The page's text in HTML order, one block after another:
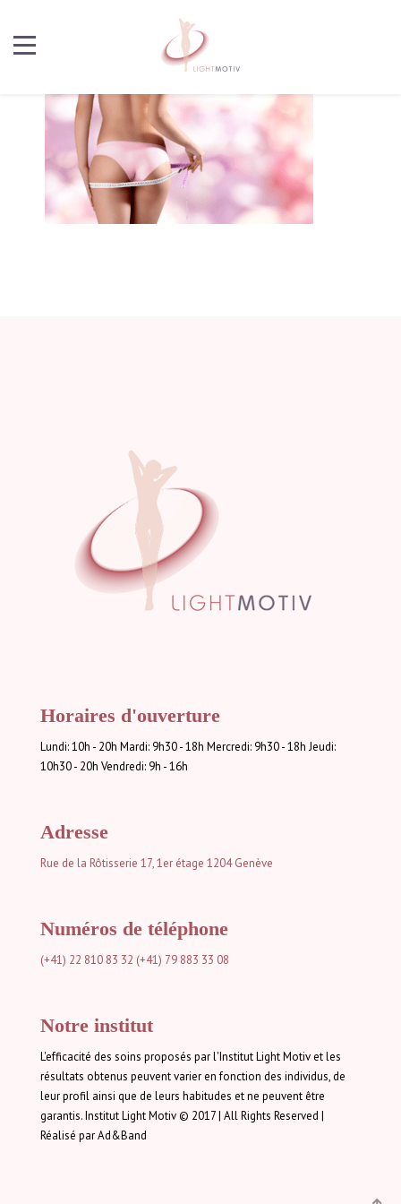
Horaires d'ouverture
Lundi: 10h - 20h Mardi: 9h30 - 18h Mercredi: 9h30 - 18h Jeudi:
10h30 - 20h Vendredi: 9h - 16h
Adresse
Rue de la Rôtisserie 17, 1er étage 1204 Genève
Numéros de téléphone
(+41) 22 810 83 32 (+41) 79 883 33 08
Notre institut
L'efficacité des soins proposés par l'Institut Light Motiv et les
résultats obtenus peuvent varier en fonction des individus, de
leur profil ainsi que de leurs habitudes et ne peuvent être
garantis. Institut Light Motiv © 2017 | All Rights Reserved |
Réalisé par Ad&Band